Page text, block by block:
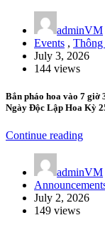
adminVM
Events , Thông
July 3, 2026
144 views
Bắn pháo hoa vào 7 giờ
Ngày Độc Lập Hoa Kỳ
Continue reading
adminVM
July 2, 2026
149 views